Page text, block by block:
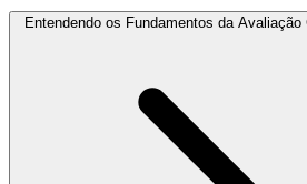
Entendendo os Fundamentos da Avaliação